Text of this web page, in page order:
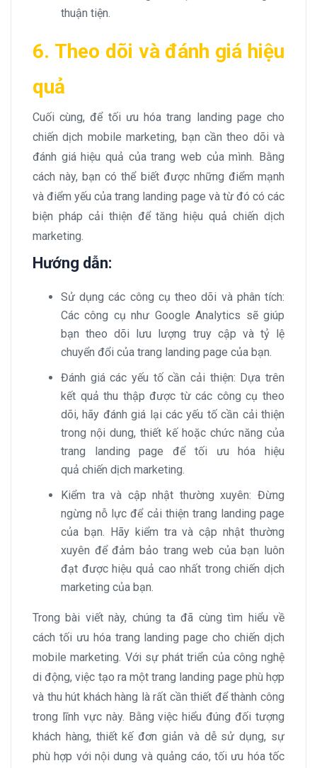
thuận tiện.
6. Theo dõi và đánh giá hiệu
quả
Cuối cùng, để tối ưu hóa trang landing page cho
chiến dịch mobile marketing, bạn cần theo dõi và
đánh giá hiệu quả của trang web của mình. Bằng
cách này, bạn có thể biết được những điểm mạnh
và điểm yếu của trang landing page và từ đó có các
biện pháp cải thiện để tăng hiệu quả chiến dịch
marketing.
Hướng dẫn:
Sử dụng các công cụ theo dõi và phân tích:
Các công cụ như Google Analytics sẽ giúp
bạn theo dõi lưu lượng truy cập và tỷ lệ
chuyển đổi của trang landing page của bạn.
Đánh giá các yếu tố cần cải thiện: Dựa trên
kết quả thu thập được từ các công cụ theo
dõi, hãy đánh giá lại các yếu tố cần cải thiện
trong nội dung, thiết kế hoặc chức năng của
trang landing page để tối ưu hóa hiệu
quả chiến dịch marketing.
Kiểm tra và cập nhật thường xuyên: Đừng
ngừng nỗ lực để cải thiện trang landing page
của bạn. Hãy kiểm tra và cập nhật thường
xuyên để đảm bảo trang web của bạn luôn
đạt được hiệu quả cao nhất trong chiến dịch
marketing của bạn.
Trong bài viết này, chúng ta đã cùng tìm hiểu về
cách tối ưu hóa trang landing page cho chiến dịch
mobile marketing. Với sự phát triển của công nghệ
di động, việc tạo ra một trang landing page phù hợp
và thu hút khách hàng là rất cần thiết để thành công
trong lĩnh vực này. Bằng việc hiểu đúng đối tượng
khách hàng, thiết kế đơn giản và dễ sử dụng, sự
phù hợp với nội dung và quảng cáo, tối ưu hóa tốc